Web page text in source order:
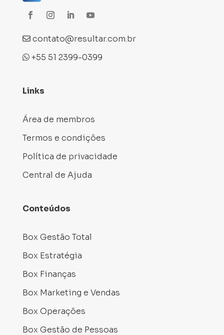
contato@resultar.com.br
+55 51 2399-0399
Links
Área de membros
Termos e condições
Política de privacidade
Central de Ajuda
Conteúdos
Box Gestão Total
Box Estratégia
Box Finanças
Box Marketing e Vendas
Box Operações
Box Gestão de Pessoas